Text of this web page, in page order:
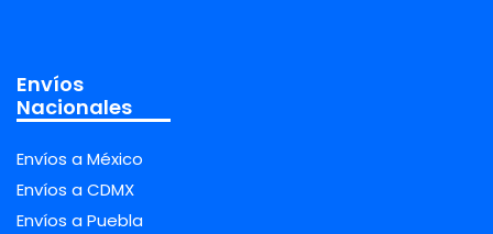
Envíos
Nacionales
Envíos a México
Envíos a CDMX
Envíos a Puebla